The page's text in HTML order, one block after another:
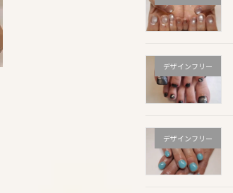
デザインフリー
デザインフリー